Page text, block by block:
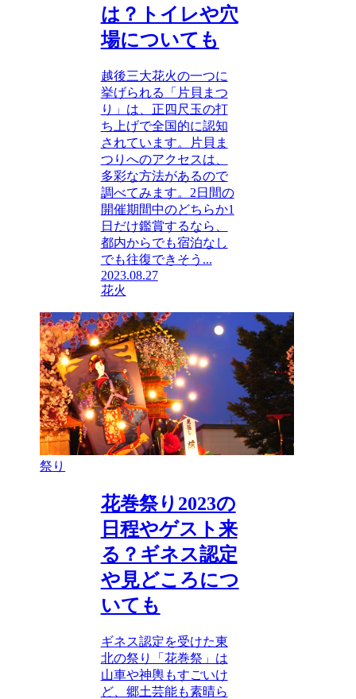
は？トイレや穴
場についても
越後三大花火の一つに
挙げられる「片貝まつ
り」は、正四尺玉の打
ち上げで全国的に認知
されています。片貝ま
つりへのアクセスは、
多彩な方法があるので
調べてみます。2日間の
開催期間中のどちらか1
日だけ鑑賞するなら、
都内からでも宿泊なし
でも往復できそう...
2023.08.27
花火
祭り
花巻祭り2023の
日程やゲスト来
る？ギネス認定
や見どころにつ
いても
ギネス認定を受けた東
北の祭り「花巻祭」は
山車や神輿もすごいけ
ど、郷土芸能も素晴ら